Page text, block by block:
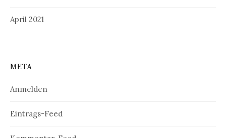
April 2021
META
Anmelden
Eintrags-Feed